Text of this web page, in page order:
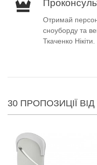
Отримай
сноуборду та
Ткаченко Нікіти.
30 ПРОПОЗИЦІЇ